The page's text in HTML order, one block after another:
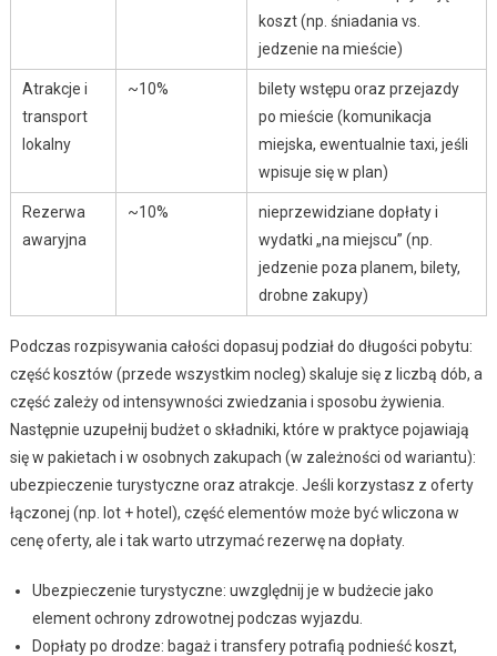
koszt (np. śniadania vs.
jedzenie na mieście)
Atrakcje i
transport
lokalny
~10%
bilety wstępu oraz przejazdy
po mieście (komunikacja
miejska, ewentualnie taxi, jeśli
wpisuje się w plan)
Rezerwa
awaryjna
~10%
nieprzewidziane dopłaty i
wydatki „na miejscu” (np.
jedzenie poza planem, bilety,
drobne zakupy)
Podczas rozpisywania całości dopasuj podział do długości pobytu:
część kosztów (przede wszystkim nocleg) skaluje się z liczbą dób, a
część zależy od intensywności zwiedzania i sposobu żywienia.
Następnie uzupełnij budżet o składniki, które w praktyce pojawiają
się w pakietach i w osobnych zakupach (w zależności od wariantu):
ubezpieczenie turystyczne oraz atrakcje. Jeśli korzystasz z oferty
łączonej (np. lot + hotel), część elementów może być wliczona w
cenę oferty, ale i tak warto utrzymać rezerwę na dopłaty.
Ubezpieczenie turystyczne: uwzględnij je w budżecie jako
element ochrony zdrowotnej podczas wyjazdu.
Dopłaty po drodze: bagaż i transfery potrafią podnieść koszt,